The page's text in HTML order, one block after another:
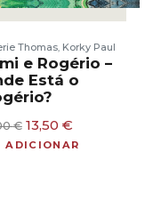
Thomas, Korky Paul
e Rogério –
Está o
€ O
preço
13,50 €O
preço
ADICIONAR